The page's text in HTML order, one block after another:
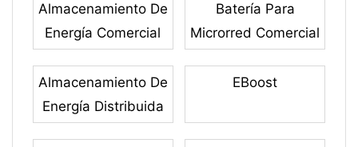
Almacenamiento De
Energía Comercial
Batería Para
Microrred Comercial
Almacenamiento De
Energía Distribuida
EBoost